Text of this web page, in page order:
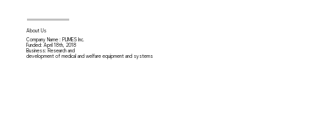
About Us
Company Name : PLIMES Inc.
Funded: April 18th,2018
Business: Research and
development of medical and welfare equipment and systems